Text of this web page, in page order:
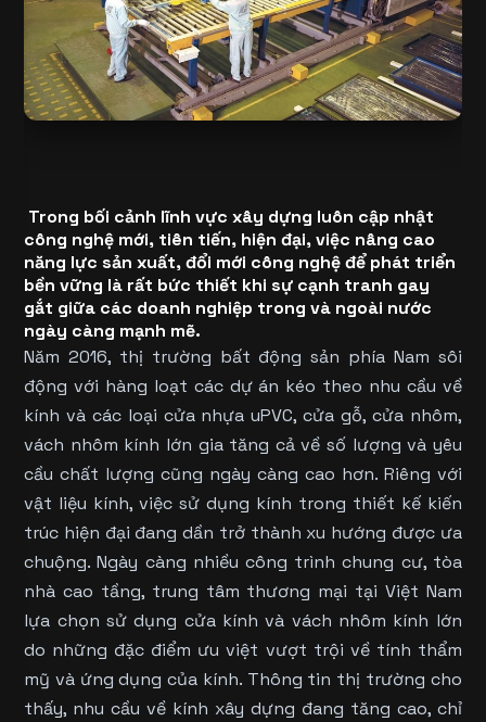
Trong bối cảnh lĩnh vực xây dựng luôn cập nhật
công nghệ mới, tiên tiến, hiện đại, việc nâng cao
năng lực sản xuất, đổi mới công nghệ để phát triển
bền vững là rất bức thiết khi sự cạnh tranh gay
gắt giữa các doanh nghiệp trong và ngoài nước
ngày càng mạnh mẽ.
Năm 2016, thị trường bất động sản phía Nam sôi
động với hàng loạt các dự án kéo theo nhu cầu về
kính và các loại cửa nhựa uPVC, cửa gỗ, cửa nhôm,
vách nhôm kính lớn gia tăng cả về số lượng và yêu
cầu chất lượng cũng ngày càng cao hơn. Riêng với
vật liệu kính, việc sử dụng kính trong thiết kế kiến
trúc hiện đại đang dần trở thành xu hướng được ưa
chuộng. Ngày càng nhiều công trình chung cư, tòa
nhà cao tầng, trung tâm thương mại tại Việt Nam
lựa chọn sử dụng cửa kính và vách nhôm kính lớn
do những đặc điểm ưu việt vượt trội về tính thẩm
mỹ và ứng dụng của kính. Thông tin thị trường cho
thấy, nhu cầu về kính xây dựng đang tăng cao, chỉ